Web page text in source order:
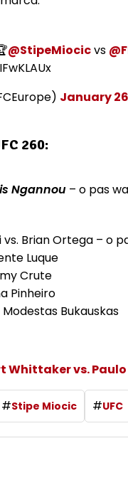
@StipeMiocicvs
January
260:
Ngannou– o pas
Brian Ortega – o
Luque
Crute
Pinheiro
Modestas Bukauskas
Whittaker vs.
#Stipe Miocic #UFC